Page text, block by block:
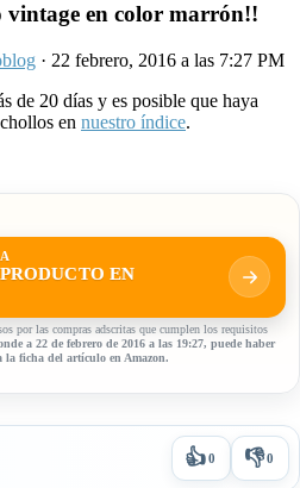
vintage en color marrón!!
· 22 febrero, 2016 a las 7:27 PM
de 20 días y es posible que haya
en nuestro índice.
EN
por las compras adscritas que cumplen los requisitos
a 22 de febrero de 2016 a las 19:27, puede haber
la ficha del artículo en Amazon.
👍0 👎0